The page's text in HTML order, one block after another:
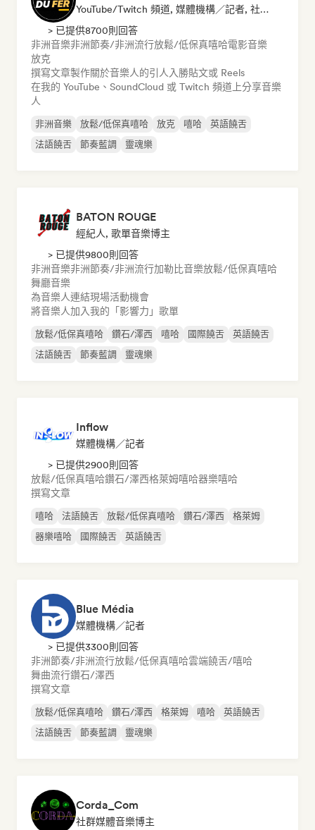
YouTube/Twitch 頻道, 媒體機構／記者, 社群媒體音樂博主
> 已提供8700則回答
非洲音樂非洲節奏/非洲流行放鬆/低保真嘻哈電影音樂
放克
撰寫文章製作關於音樂人的引人入勝貼文或 Reels
在我的 YouTube、SoundCloud 或 Twitch 頻道上分享音樂
人
非洲音樂 放鬆/低保真嘻哈 放克 嘻哈
英語饒舌
法語饒舌
節奏藍調 靈魂樂
BATON ROUGE
經紀人, 歌單音樂博主
> 已提供9800則回答
非洲音樂非洲節奏/非洲流行加勒比音樂放鬆/低保真嘻哈
舞廳音樂
為音樂人連結現場活動機會
將音樂人加入我的「影響力」歌單
放鬆/低保真嘻哈 鑽石/澤西 嘻哈 國際饒舌
英語饒舌
法語饒舌
節奏藍調 靈魂樂
Inflow
媒體機構／記者
> 已提供2900則回答
放鬆/低保真嘻哈鑽石/澤西格萊姆嘻哈器樂嘻哈
撰寫文章
嘻哈 法語饒舌 放鬆/低保真嘻哈 鑽石/澤西
格萊姆
器樂嘻哈
國際饒舌 英語饒舌
Blue Média
媒體機構／記者
> 已提供3300則回答
非洲節奏/非洲流行放鬆/低保真嘻哈雲端饒舌/嘻哈
舞曲流行鑽石/澤西
撰寫文章
放鬆/低保真嘻哈 鑽石/澤西 格萊姆 嘻哈
英語饒舌
法語饒舌
節奏藍調 靈魂樂
Corda_Com
社群媒體音樂博主